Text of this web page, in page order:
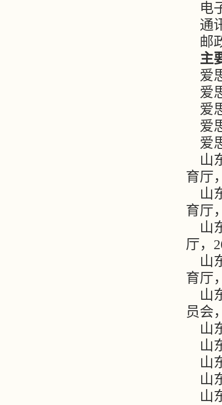
电
通
邮
主
爱
爱
爱
爱
爱
山
育厅
山
育厅
山
厅，
山
育厅
山
员会
山
山
山
山
山